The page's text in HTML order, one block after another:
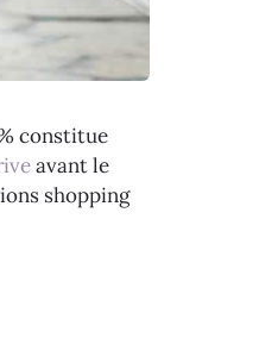
constitue
avant le
shopping